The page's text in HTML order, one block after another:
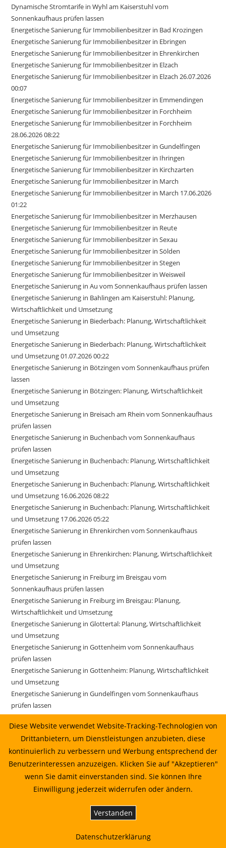
Dynamische Stromtarife in Wyhl am Kaiserstuhl vom
Sonnenkaufhaus prüfen lassen
Energetische Sanierung für Immobilienbesitzer in Bad Krozingen
Energetische Sanierung für Immobilienbesitzer in Ebringen
Energetische Sanierung für Immobilienbesitzer in Ehrenkirchen
Energetische Sanierung für Immobilienbesitzer in Elzach
Energetische Sanierung für Immobilienbesitzer in Elzach 26.07.2026
00:07
Energetische Sanierung für Immobilienbesitzer in Emmendingen
Energetische Sanierung für Immobilienbesitzer in Forchheim
Energetische Sanierung für Immobilienbesitzer in Forchheim
28.06.2026 08:22
Energetische Sanierung für Immobilienbesitzer in Gundelfingen
Energetische Sanierung für Immobilienbesitzer in Ihringen
Energetische Sanierung für Immobilienbesitzer in Kirchzarten
Energetische Sanierung für Immobilienbesitzer in March
Energetische Sanierung für Immobilienbesitzer in March 17.06.2026
01:22
Energetische Sanierung für Immobilienbesitzer in Merzhausen
Energetische Sanierung für Immobilienbesitzer in Reute
Energetische Sanierung für Immobilienbesitzer in Sexau
Energetische Sanierung für Immobilienbesitzer in Sölden
Energetische Sanierung für Immobilienbesitzer in Stegen
Energetische Sanierung für Immobilienbesitzer in Weisweil
Energetische Sanierung in Au vom Sonnenkaufhaus prüfen lassen
Energetische Sanierung in Bahlingen am Kaiserstuhl: Planung,
Wirtschaftlichkeit und Umsetzung
Energetische Sanierung in Biederbach: Planung, Wirtschaftlichkeit
und Umsetzung
Energetische Sanierung in Biederbach: Planung, Wirtschaftlichkeit
und Umsetzung 01.07.2026 00:22
Energetische Sanierung in Bötzingen vom Sonnenkaufhaus prüfen
lassen
Energetische Sanierung in Bötzingen: Planung, Wirtschaftlichkeit
und Umsetzung
Energetische Sanierung in Breisach am Rhein vom Sonnenkaufhaus
prüfen lassen
Energetische Sanierung in Buchenbach vom Sonnenkaufhaus
prüfen lassen
Energetische Sanierung in Buchenbach: Planung, Wirtschaftlichkeit
und Umsetzung
Energetische Sanierung in Buchenbach: Planung, Wirtschaftlichkeit
und Umsetzung 16.06.2026 08:22
Energetische Sanierung in Buchenbach: Planung, Wirtschaftlichkeit
und Umsetzung 17.06.2026 05:22
Energetische Sanierung in Ehrenkirchen vom Sonnenkaufhaus
prüfen lassen
Energetische Sanierung in Ehrenkirchen: Planung, Wirtschaftlichkeit
und Umsetzung
Energetische Sanierung in Freiburg im Breisgau vom
Sonnenkaufhaus prüfen lassen
Energetische Sanierung in Freiburg im Breisgau: Planung,
Wirtschaftlichkeit und Umsetzung
Energetische Sanierung in Glottertal: Planung, Wirtschaftlichkeit
und Umsetzung
Energetische Sanierung in Gottenheim vom Sonnenkaufhaus
prüfen lassen
Energetische Sanierung in Gottenheim: Planung, Wirtschaftlichkeit
und Umsetzung
Energetische Sanierung in Gundelfingen vom Sonnenkaufhaus
prüfen lassen
Energetische Sanierung in Gundelfingen: Planung, Wirtschaftlichkeit
und Umsetzung
Energetische Sanierung in Gutach im Breisgau vom
Sonnenkaufhaus prüfen lassen
Energetische Sanierung in Gutach im Breisgau: Planung,
Wirtschaftlichkeit und Umsetzung
Energetische Sanierung in Horben: Planung, Wirtschaftlichkeit und
Energetische Sanierung in Ihringen: Planung, Wirtschaftlichkeit und
Energetische Sanierung in Ihringen: Planung, Wirtschaftlichkeit und
Diese Website verwendet Website-Tracking-Technologien von
Drittanbietern, um Dienstleistungen anzubieten, diese
kontinuierlich zu verbessern und Werbung entsprechend der
Benutzerinteressen anzuzeigen. Klicken Sie auf "Akzeptieren"
wenn Sie damit einverstanden sind. Sie können Ihre
Einwilligung jederzeit widerrufen oder ändern.
Verstanden
Datenschutzerklärung